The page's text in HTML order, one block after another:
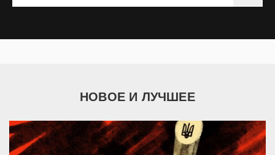
НОВОЕ И ЛУЧШЕЕ